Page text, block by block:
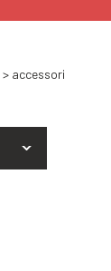
> accessori